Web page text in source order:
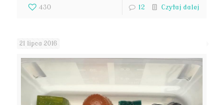
430 12 Czytaj dalej
21 lipca 2016